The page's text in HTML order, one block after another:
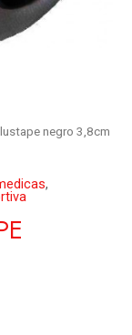
negro 3,8cm
,